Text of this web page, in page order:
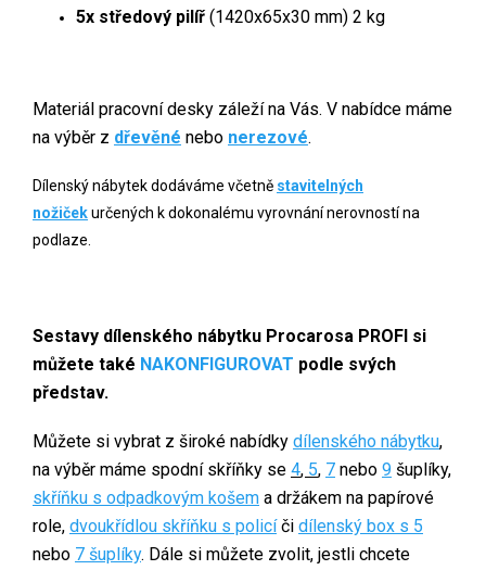
5x středový pilíř (1420x65x30 mm) 2 kg
Materiál pracovní desky záleží na Vás. V nabídce máme
na výběr z dřevěné nebo nerezové.
Dílenský nábytek dodáváme včetně stavitelných
nožičekurčených k dokonalému vyrovnání nerovností na
podlaze.
Sestavy dílenského nábytku Procarosa PROFI si
můžete také NAKONFIGUROVAT podle svých
představ.
Můžete si vybrat z široké nabídky dílenského nábytku,
na výběr máme spodní skříňky se 4, 5, 7 nebo 9 šuplíky,
skříňku s odpadkovým košem a držákem na papírové
role, dvoukřídlou skříňku s policíči dílenský box s 5
nebo 7 šuplíky. Dále si můžete zvolit, jestli chcete